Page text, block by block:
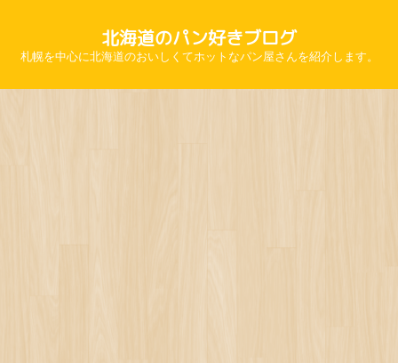
北海道のパン好きブログ
札幌を中心に北海道のおいしくてホットなパン屋さんを紹介します。